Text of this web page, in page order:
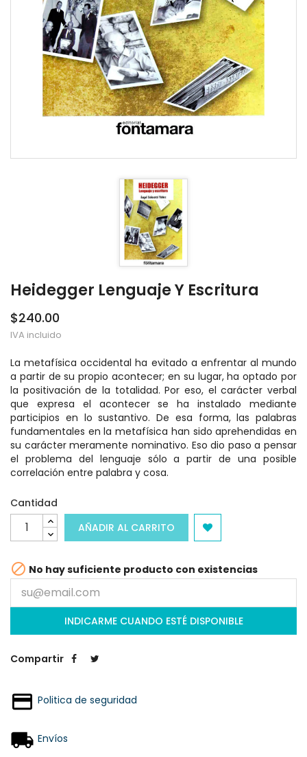
Heidegger Lenguaje Y Escritura
$240.00
IVA incluido
La metafísica occidental ha evitado a enfrentar al mundo
a partir de su propio acontecer; en su lugar, ha optado por
la positivación de la totalidad. Por eso, el carácter verbal
que expresa el acontecer se ha instalado mediante
participios en lo sustantivo. De esa forma, las palabras
fundamentales en la metafísica han sido aprehendidas en
su carácter meramente nominativo. Eso dio paso a pensar
el problema del lenguaje sólo a partir de una posible
correlación entre palabra y cosa.
Cantidad
AÑADIR AL CARRITO
 No hay suficiente producto con existencias
INDICARME CUANDO ESTÉ DISPONIBLE
Compartir
Politica de seguridad
Envíos